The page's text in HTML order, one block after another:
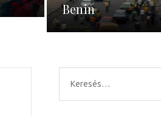
Benin
Keresés: